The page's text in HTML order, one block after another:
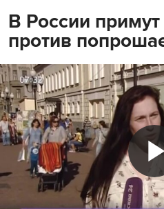
В России
против